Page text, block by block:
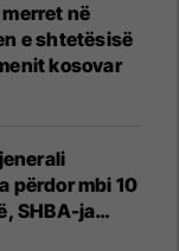
në
e shtetësisë
kosovar
përdor mbi 10
SHBA-ja
në